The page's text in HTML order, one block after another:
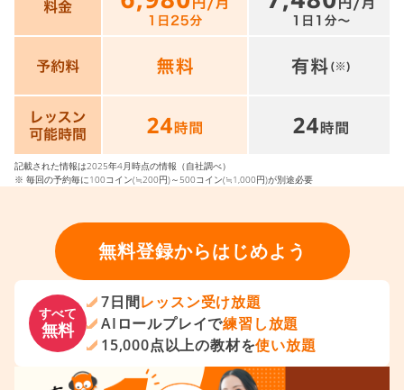
記載された情報は2025年4月時点の情報（自社調べ）
※ 毎回の予約毎に100コイン(≒200円)～500コイン(≒1,000円)が別途必要
無料登録からはじめよう
すべて
無料
7日間レッスン受け放題
AIロールプレイで練習し放題
15,000点以上の教材を使い放題